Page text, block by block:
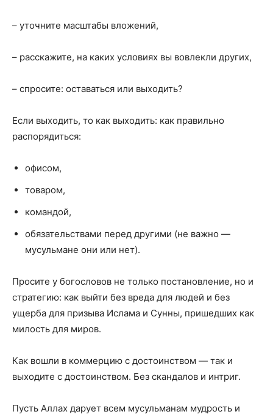
– уточните масштабы вложений,
– расскажите, на каких условиях вы вовлекли других,
– спросите: оставаться или выходить?
Если выходить, то как выходить: как правильно
распорядиться:
офисом,
товаром,
командой,
обязательствами перед другими (не важно —
мусульмане они или нет).
Просите у богословов не только постановление, но и
стратегию: как выйти без вреда для людей и без
ущерба для призыва Ислама и Сунны, пришедших как
милость для миров.
Как вошли в коммерцию с достоинством — так и
выходите с достоинством. Без скандалов и интриг.
Пусть Аллах дарует всем мусульманам мудрость и